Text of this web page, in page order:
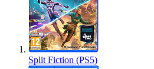
Split Fiction (PS5)